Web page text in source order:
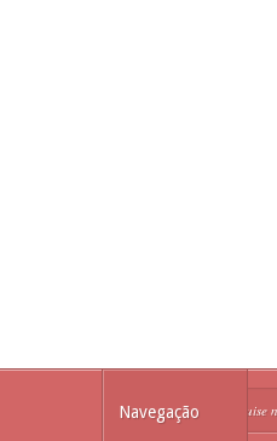
Navegação